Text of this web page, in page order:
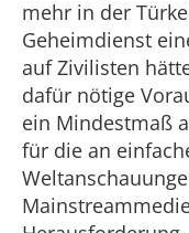
mehr in der
Geheimdienst
auf Zivilisten
dafür nötige
ein Mindestmaß
für die an